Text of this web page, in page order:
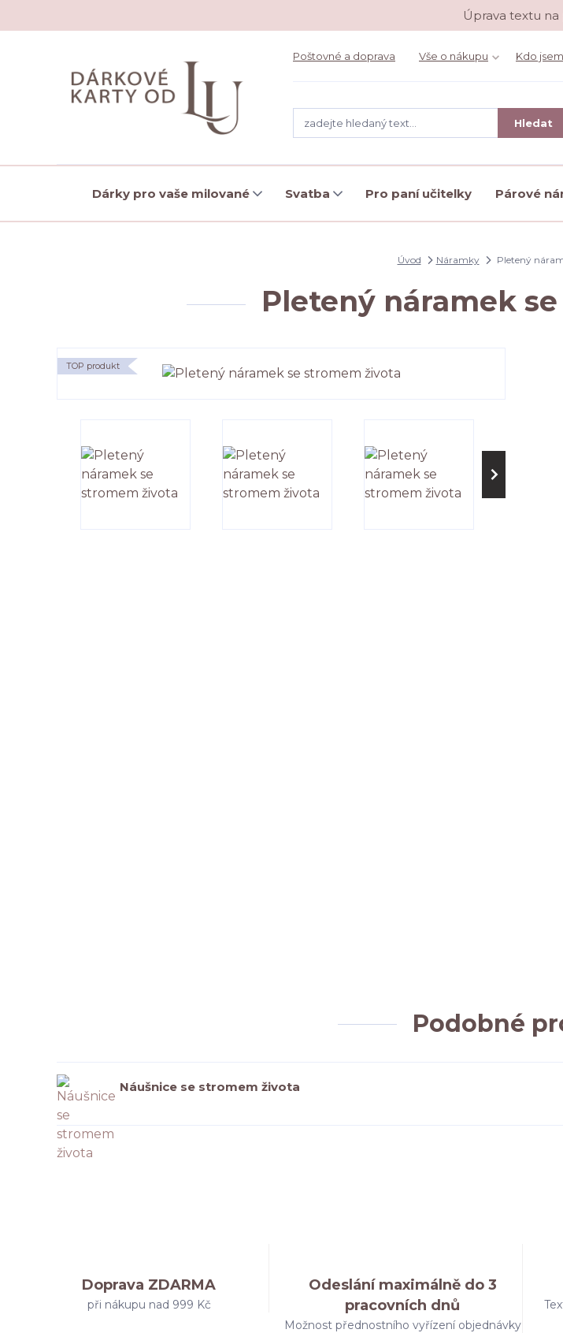
Úprava textu na
Poštovné a doprava Vše o nákupu Kdo
Hledat
Dárky pro vaše milované Svatba Pro paní učitelky Párové
Úvod Náramky Pletený
Pletený náramek
TOP produkt
Podobné
Náušnice se stromem života
Doprava ZDARMA
při nákupu nad 999 Kč
Odeslání maximálně do 3
pracovních dnů
Možnost přednostního vyřízení objednávky